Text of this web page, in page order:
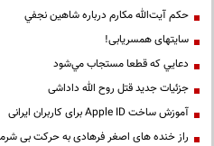
حكم آيت‌الله مكارم درباره شاهين نجفي
سایتهای همسریابی!
دعايي كه قطعا مستجاب مي‌شود
جزئیات جدید قتل روح الله داداشی
آموزش ساخت Apple ID برای کاربران ایرانی
راز خنده های اصغر فرهادی به حرکت بی